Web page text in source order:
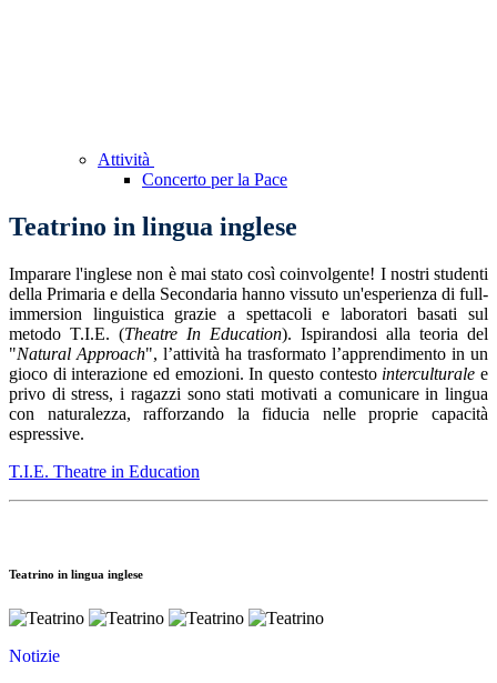
Attività
Concerto per la Pace
Teatrino in lingua inglese
Imparare l'inglese non è mai stato così coinvolgente! I nostri studenti
della Primaria e della Secondaria hanno vissuto un'esperienza di full-
immersion linguistica grazie a spettacoli e laboratori basati sul
metodo T.I.E. (Theatre In Education). Ispirandosi alla teoria del
"Natural Approach", l’attività ha trasformato l’apprendimento in un
gioco di interazione ed emozioni. In questo contesto interculturalee
privo di stress, i ragazzi sono stati motivati a comunicare in lingua
con naturalezza, rafforzando la fiducia nelle proprie capacità
espressive.
T.I.E. Theatre in Education
Teatrino in lingua inglese
Notizie